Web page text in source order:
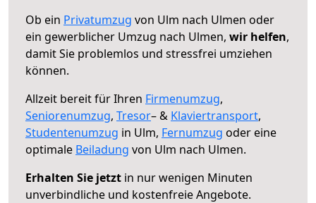
Ob ein Privatumzug von Ulm nach Ulmen oder
ein gewerblicher Umzug nach Ulmen, wir helfen,
damit Sie problemlos und stressfrei umziehen
können.
Allzeit bereit für Ihren Firmenumzug,
Seniorenumzug, Tresor– & Klaviertransport,
Studentenumzug in Ulm, Fernumzug oder eine
optimale Beiladung von Ulm nach Ulmen.
Erhalten Sie jetzt in nur wenigen Minuten
unverbindliche und kostenfreie Angebote.